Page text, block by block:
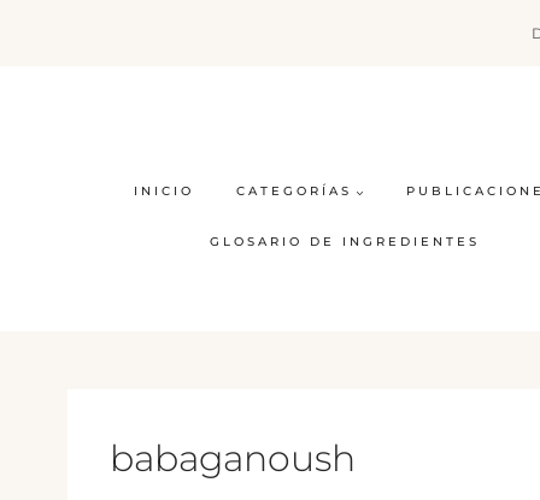
INICIO CATEGORÍAS
GLOSARIO DE INGREDIENTES
babaganoush